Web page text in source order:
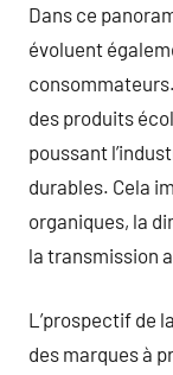
Dans ce
évoluent
des produits
poussant
durables. Cela
organiques, la
la transmission
L’prospectif de
des marques à